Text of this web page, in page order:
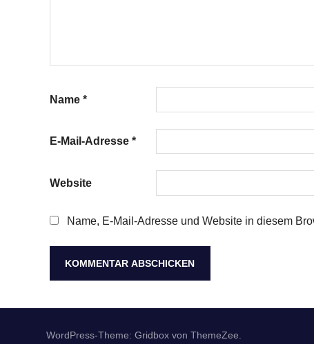
Name *
E-Mail-Adresse *
Website
Name, E-Mail-Adresse und Website in diesem
WordPress-Theme: Gridbox von ThemeZee.